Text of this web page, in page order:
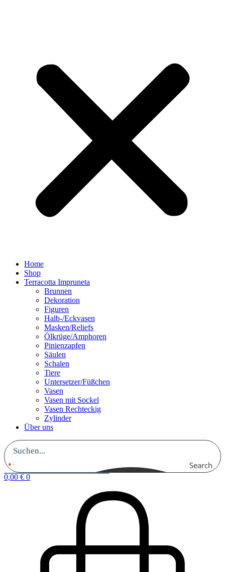
Home
Shop
Terracotta Impruneta
Brunnen
Dekoration
Figuren
Halb-/Eckvasen
Masken/Reliefs
Ölkrüge/Amphoren
Pinienzapfen
Säulen
Schalen
Tiere
Untersetzer/Füßchen
Vasen
Vasen mit Sockel
Vasen Rechteckig
Zylinder
Über uns
Search
0,00 € 0